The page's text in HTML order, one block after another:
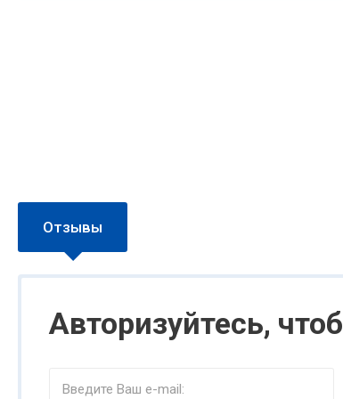
Отзывы
Авторизуйтесь,